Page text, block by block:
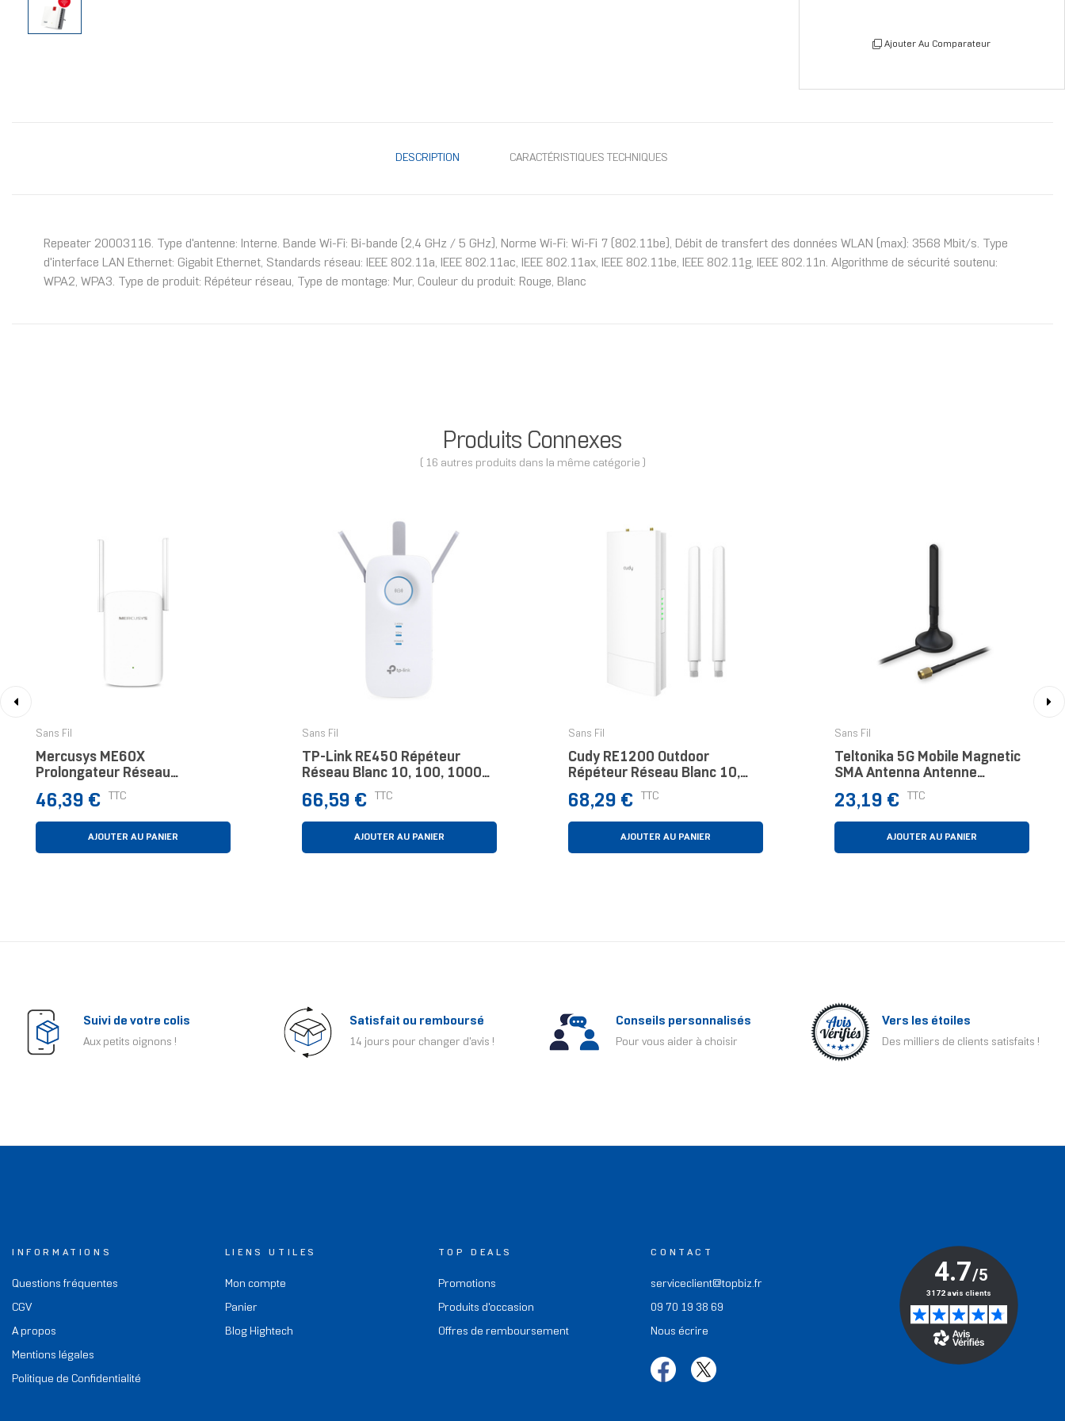
Ajouter Au Comparateur
DESCRIPTION CARACTÉRISTIQUES TECHNIQUES
Repeater 20003116. Type d'antenne: Interne. Bande Wi-Fi: Bi-bande (2,4 GHz / 5 GHz), Norme Wi-Fi: Wi-Fi 7 (802.11be), Débit de transfert des données WLAN (max): 3568 Mbit/s. Type
d'interface LAN Ethernet: Gigabit Ethernet, Standards réseau: IEEE 802.11a, IEEE 802.11ac, IEEE 802.11ax, IEEE 802.11be, IEEE 802.11g, IEEE 802.11n. Algorithme de sécurité soutenu:
WPA2, WPA3. Type de produit: Répéteur réseau, Type de montage: Mur, Couleur du produit: Rouge, Blanc
Produits Connexes
( 16 autres produits dans la même catégorie )
Sans Fil
Mercusys ME60X
Prolongateur Réseau
Répéteur Réseau Blanc 10,
100, 1000 Mbit/s
Prix
46,39 € TTC
AJOUTER AU PANIER
Sans Fil
TP-Link RE450 Répéteur
Réseau Blanc 10, 100, 1000
Prix
66,59 € TTC
AJOUTER AU PANIER
Sans Fil
Cudy RE1200 Outdoor
Répéteur Réseau Blanc 10,
Prix
68,29 € TTC
AJOUTER AU PANIER
Sans Fil
Teltonika 5G Mobile Magnetic
SMA Antenna Antenne
Antenne Omni-Directionnelle
3,6 DBi
Prix
23,19 € TTC
AJOUTER AU PANIER
Suivi de votre colis
Aux petits oignons !
Satisfait ou remboursé
14 jours pour changer d'avis !
Conseils personnalisés
Pour vous aider à choisir
Vers les étoiles
Des milliers de clients satisfaits !
INFORMATIONS
Questions fréquentes
CGV
A propos
Mentions légales
Politique de Confidentialité
LIENS UTILES
Mon compte
Panier
Blog Hightech
TOP DEALS
Promotions
Produits d'occasion
Offres de remboursement
CONTACT
serviceclient@topbiz.fr
09 70 19 38 69
Nous écrire